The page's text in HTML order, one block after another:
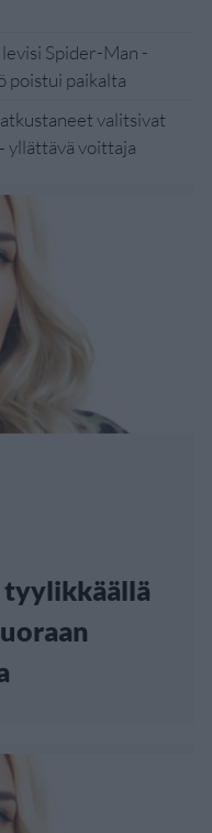
Spider-Man -
poistui paikalta
valitsivat
yllättävä voittaja
tyylikkäällä